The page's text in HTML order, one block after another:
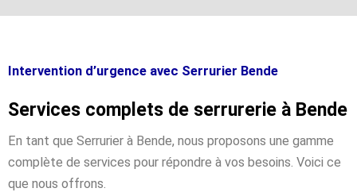
Intervention d’urgence avec Serrurier Bende
Services complets de serrurerie à Bende
En tant que Serrurier à Bende, nous proposons une gamme
complète de services pour répondre à vos besoins. Voici ce
que nous offrons.